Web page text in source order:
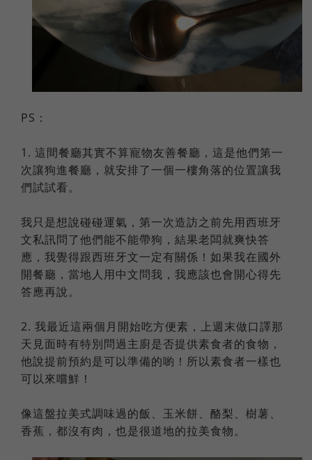
PS：
1. 這間餐廳其實不算寵物友善餐廳，這是他們第一
次讓狗進餐廳，就安排了一個一樓角落的位置讓我
們試試看。
我只是想說碰碰運氣，第一次造訪之前先用西班牙
文私訊問了他們能不能帶狗，結果老闆就爽快答
應，我覺得跟西班牙文一定有關係！如果我在國外
開餐廳，當地人用中文問我，我應該也會開心得先
答應再說。
2. 我最近這兩個月開始吃方便素，上週末做口譯那
天見面時有特別問過主廚是否提供素食者的食物，
他說提前預約是可以準備的喲！所以素食者一樣也
可以來嚐鮮！
像這盤拉美式調味過的飯、玉米餅、酪梨、樹薯、
香蕉，都沒有肉，也是很道地的拉美食物。